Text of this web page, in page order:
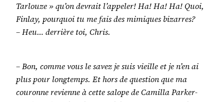
Tarlouze » qu’on devrait l’appeler! Ha! Ha! Ha! Quoi,
Finlay, pourquoi tu me fais des mimiques bizarres?
– Heu… derrière toi, Chris.
– Bon, comme vous le savez je suis vieille et je n’en ai
plus pour longtemps. Et hors de question que ma
couronne revienne à cette salope de Camilla Parker-